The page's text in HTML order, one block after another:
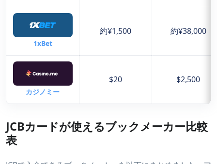
1xBet
約¥1,500 約¥38,000
カジノミー
$20 $2,500
JCBカードが使えるブックメーカー比較
表